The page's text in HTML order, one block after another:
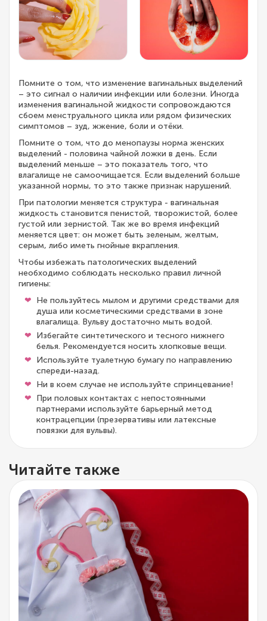
Помните о том, что изменение вагинальных выделений
– это сигнал о наличии инфекции или болезни. Иногда
изменения вагинальной жидкости сопровождаются
сбоем менструального цикла или рядом физических
симптомов – зуд, жжение, боли и отёки.
Помните о том, что до менопаузы норма женских
выделений - половина чайной ложки в день. Если
выделений меньше – это показатель того, что
влагалище не самоочищается. Если выделений больше
указанной нормы, то это также признак нарушений.
При патологии меняется структура - вагинальная
жидкость становится пенистой, творожистой, более
густой или зернистой. Так же во время инфекций
меняется цвет: он может быть зеленым, желтым,
серым, либо иметь гнойные вкрапления.
Чтобы избежать патологических выделений
необходимо соблюдать несколько правил личной
гигиены:
Не пользуйтесь мылом и другими средствами для
душа или косметическими средствами в зоне
влагалища. Вульву достаточно мыть водой.
Избегайте синтетического и тесного нижнего
белья. Рекомендуется носить хлопковые вещи.
Используйте туалетную бумагу по направлению
спереди-назад.
Ни в коем случае не используйте спринцевание!
При половых контактах с непостоянными
партнерами используйте барьерный метод
контрацепции (презервативы или латексные
повязки для вульвы).
Читайте также